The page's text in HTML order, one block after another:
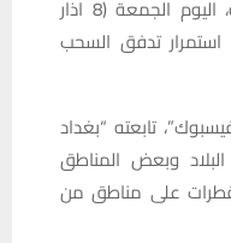
توقع المنبئ الجوي صادق عطية، اليوم الجمعة (8 اذار
استمرار تدفق السحب
تابعته “بغداد
وبعض المناطق
على مناطق من